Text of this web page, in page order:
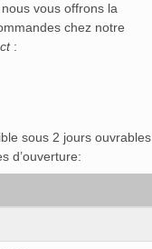
vous offrons la
chez notre
:
sous 2 jours ouvrables
d’ouverture: